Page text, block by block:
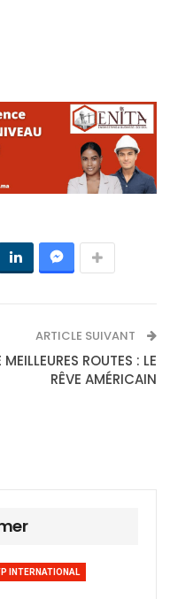
ARTICLE SUIVANT
MEILLEURES ROUTES : LE
RÊVE AMÉRICAIN
INTERNATIONAL